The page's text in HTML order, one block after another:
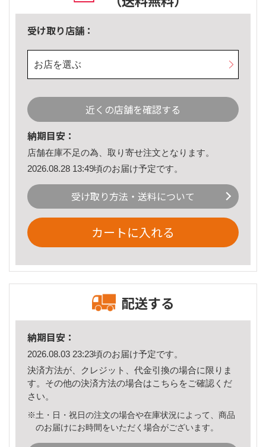
受け取り店舗：
お店を選ぶ
近くの店舗を確認する
納期目安：
店舗在庫不足の為、取り寄せ注文となります。
2026.08.28 13:49頃のお届け予定です。
受け取り方法・送料について
カートに入れる
配送する
納期目安：
2026.08.03 23:23頃のお届け予定です。
決済方法が、クレジット、代金引換の場合に限りま
す。その他の決済方法の場合はこちら をご確認くだ
さい。
※土・日・祝日の注文の場合や在庫状況によって、商品
のお届けにお時間をいただく場合がございます。